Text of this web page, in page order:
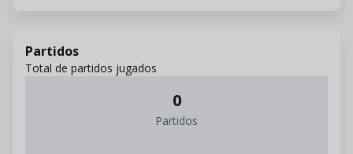
Partidos
Total de partidos jugados
0
Partidos